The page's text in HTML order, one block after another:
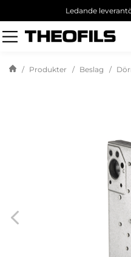
Ledande
Sök
produkt
Produkter Beslag